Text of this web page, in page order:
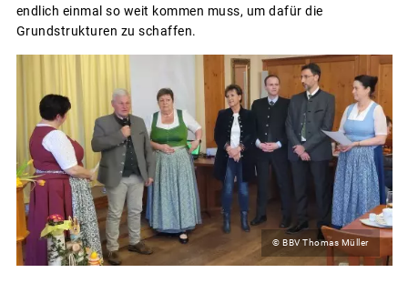
endlich einmal so weit kommen muss, um dafür die
Grundstrukturen zu schaffen.
© BBV Thomas Müller